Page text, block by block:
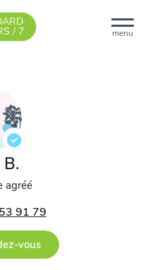
menu
/ 7
B.
agréé
91 79
vous